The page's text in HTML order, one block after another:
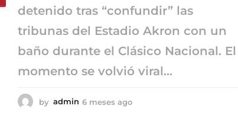
detenido tras “confundir” las
tribunas del Estadio Akron con un
baño durante el Clásico Nacional. El
momento se volvió viral...
by admin 6 meses ago